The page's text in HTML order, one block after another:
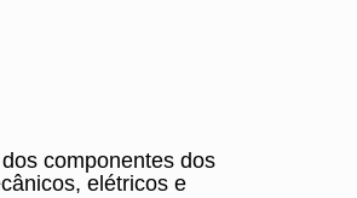
componentes dos
elétricos e